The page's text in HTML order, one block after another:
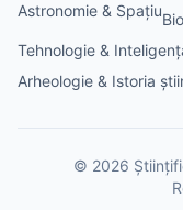
Astronomie & Spațiu
Tehnologie &
Arheologie & Istoria
© 2026